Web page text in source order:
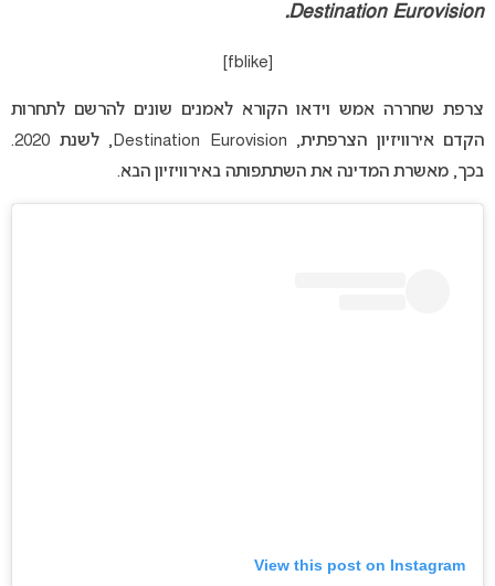
Destination Eurovision.
צרפת שחררה אמש וידאו הקורא לאמנים שונים להרשם לתחרות
הקדם אירוויזיון הצרפתית, Destination Eurovision, לשנת 2020.
בכך, מאשרת המדינה את השתתפותה באירוויזיון הבא.
View this post on Instagram